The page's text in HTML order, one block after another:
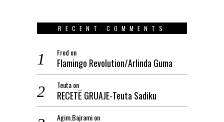
RECENT COMMENTS
Fred on
Flamingo Revolution/Arlinda Guma
Teutaon
RECETË GRUAJE-Teuta Sadiku
Agim.Bajramion